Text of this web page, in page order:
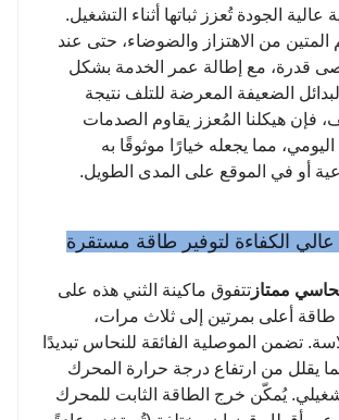
الجودة تُعزز ثباتها أثناء التشغيل.
المتين من الاهتزاز والضوضاء، حتى عند
قدرة، مع إطالة عمر الخدمة بشكل
الضعيفة المعرضة للتلف نتيجة
فإن هيكلنا المُعزز يقاوم الصدمات
مما يجعله خيارًا موثوقًا به
أو في الموقع على المدى الطويل.
الكفاءة لتوفير طاقة مستقرة
ممتاز تتفوق ماكينة الثني هذه على
طاقة أعلى بمرتين إلى ثلاث مرات،
تضمن الموصلية الفائقة للنحاس تبديدًا
مما يقلل من ارتفاع درجة حرارة المحرك
يُمكّن خرج الطاقة الثابت للمحرك